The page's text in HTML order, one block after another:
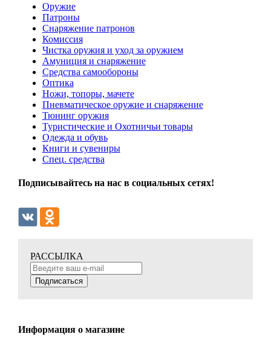
Оружие
Патроны
Снаряжение патронов
Комиссия
Чистка оружия и уход за оружием
Амуниция и снаряжение
Средства самообороны
Оптика
Ножи, топоры, мачете
Пневматическое оружие и снаряжение
Тюнинг оружия
Туристические и Охотничьи товары
Одежда и обувь
Книги и сувениры
Спец. средства
Подписывайтесь на нас в социальных сетях!
РАССЫЛКА
Подписаться
Информация о магазине